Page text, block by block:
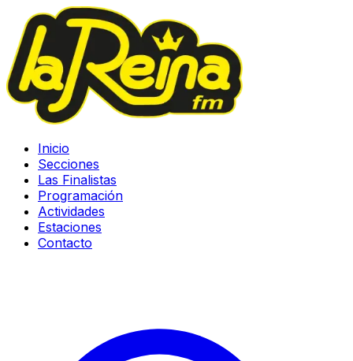
Inicio
Secciones
Las Finalistas
Programación
Actividades
Estaciones
Contacto